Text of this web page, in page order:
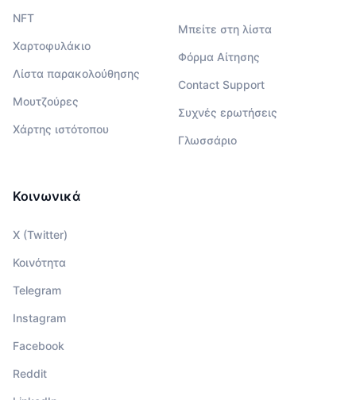
NFT
Χαρτοφυλάκιο
Λίστα παρακολούθησης
Μουτζούρες
Χάρτης ιστότοπου
Μπείτε στη λίστα
Φόρμα Αίτησης
Contact Support
Συχνές ερωτήσεις
Γλωσσάριο
Κοινωνικά
X (Twitter)
Κοινότητα
Telegram
Instagram
Facebook
Reddit